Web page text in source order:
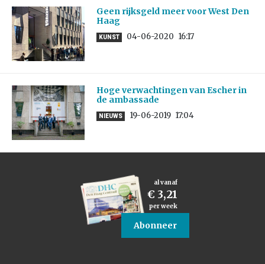
Geen rijksgeld meer voor West Den
Haag
KUNST 04-06-2020 16:17
Hoge verwachtingen van Escher in
de ambassade
NIEUWS 19-06-2019 17:04
al vanaf
€ 3,21
per week
Abonneer